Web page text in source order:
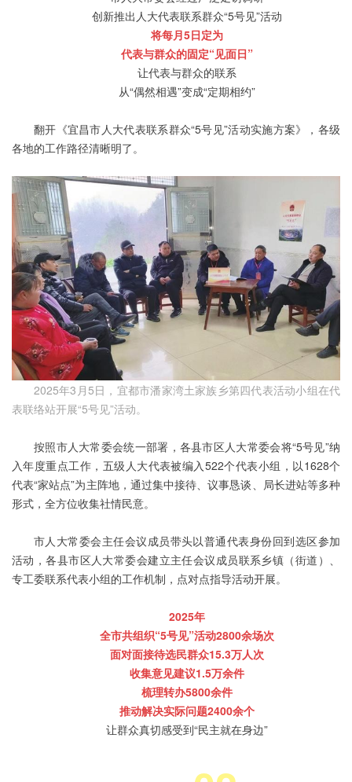
创新推出人大代表联系群众“5号见”活动
将每月5日定为
代表与群众的固定“见面日”
让代表与群众的联系
从“偶然相遇”变成“定期相约”
翻开《宜昌市人大代表联系群众“5号见”活动实施方案》，各级
各地的工作路径清晰明了。
2025年3月5日，宜都市潘家湾土家族乡第四代表活动小组在代
表联络站开展“5号见”活动。
按照市人大常委会统一部署，各县市区人大常委会将“5号见”纳
入年度重点工作，五级人大代表被编入522个代表小组，以1628个
代表“家站点”为主阵地，通过集中接待、议事恳谈、局长进站等多种
形式，全方位收集社情民意。
市人大常委会主任会议成员带头以普通代表身份回到选区参加
活动，各县市区人大常委会建立主任会议成员联系乡镇（街道）、
专工委联系代表小组的工作机制，点对点指导活动开展。
2025年
全市共组织“5号见”活动2800余场次
面对面接待选民群众15.3万人次
收集意见建议1.5万余件
梳理转办5800余件
推动解决实际问题2400余个
让群众真切感受到“民主就在身边”